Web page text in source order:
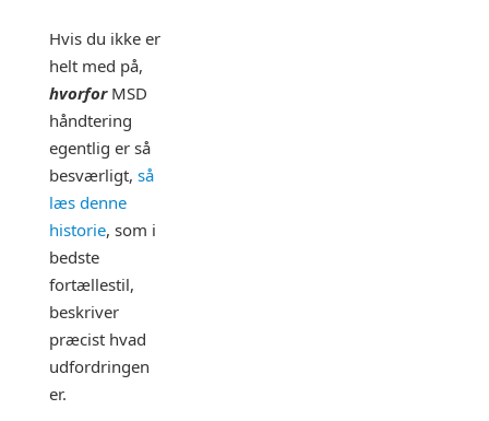
Hvis du ikke er
helt med på,
hvorforMSD
håndtering
egentlig er så
besværligt, så
læs denne
historie, som i
bedste
fortællestil,
beskriver
præcist hvad
udfordringen
er.